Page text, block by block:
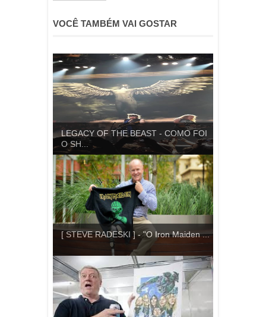
VOCÊ TAMBÉM VAI GOSTAR
LEGACY OF THE BEAST - COMO FOI
O SH...
[ STEVE RADESKI ] - "O Iron Maiden ...